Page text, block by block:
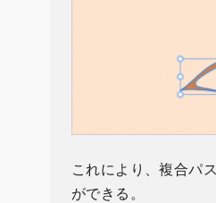
これにより、複合パ
ができる。